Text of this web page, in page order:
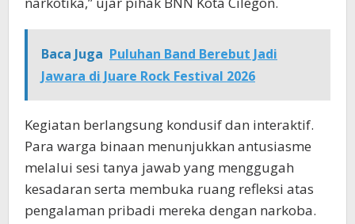
Baca Juga Puluhan Band Berebut Jadi
Jawara di Juare Rock Festival 2026
Kegiatan berlangsung kondusif dan interaktif.
Para warga binaan menunjukkan antusiasme
melalui sesi tanya jawab yang menggugah
kesadaran serta membuka ruang refleksi atas
pengalaman pribadi mereka dengan narkoba.